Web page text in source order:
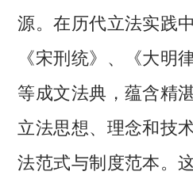
源。在历代立法实践
《宋刑统》、《大明
等成文法典，蕴含精
立法思想、理念和技
法范式与制度范本。